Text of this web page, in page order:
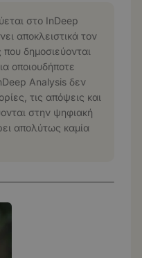
στο InDeep
αποκλειστικά τον
δημοσιεύονται
οποιουδήποτε
Analysis δεν
τις απόψεις και
στην ψηφιακή
απολύτως καμία